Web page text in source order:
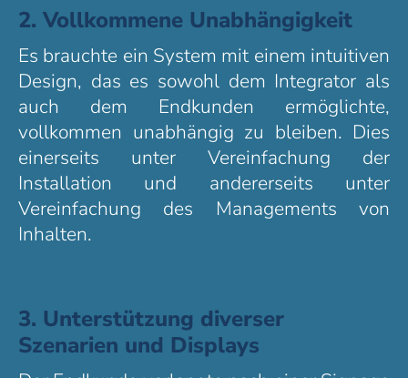
2. Vollkommene Unabhängigkeit
Es brauchte ein System mit einem intuitiven
Design, das es sowohl dem Integrator als
auch dem Endkunden ermöglichte,
vollkommen unabhängig zu bleiben. Dies
einerseits unter Vereinfachung der
Installation und andererseits unter
Vereinfachung des Managements von
Inhalten.
3. Unterstützung diverser
Szenarien und Displays